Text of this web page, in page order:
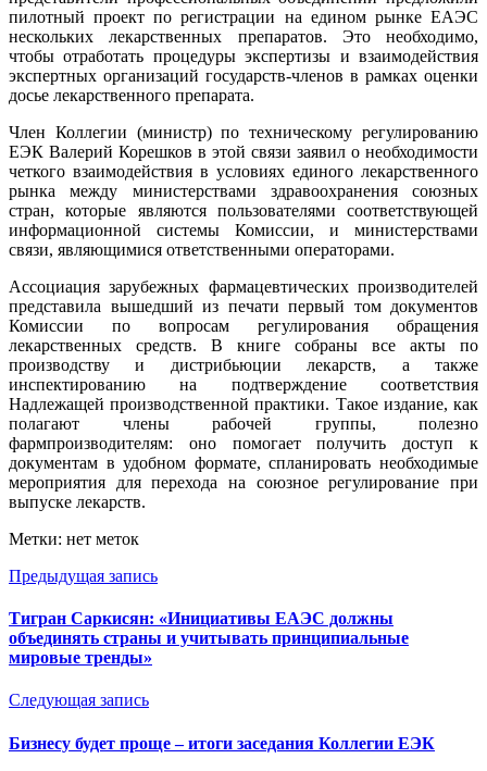
пилотный проект по регистрации на едином рынке ЕАЭС
нескольких лекарственных препаратов. Это необходимо,
чтобы отработать процедуры экспертизы и взаимодействия
экспертных организаций государств-членов в рамках оценки
досье лекарственного препарата.
Член Коллегии (министр) по техническому регулированию
ЕЭК Валерий Корешков в этой связи заявил о необходимости
четкого взаимодействия в условиях единого лекарственного
рынка между министерствами здравоохранения союзных
стран, которые являются пользователями соответствующей
информационной системы Комиссии, и министерствами
связи, являющимися ответственными операторами.
Ассоциация зарубежных фармацевтических производителей
представила вышедший из печати первый том документов
Комиссии по вопросам регулирования обращения
лекарственных средств. В книге собраны все акты по
производству и дистрибьюции лекарств, а также
инспектированию на подтверждение соответствия
Надлежащей производственной практики. Такое издание, как
полагают члены рабочей группы, полезно
фармпроизводителям: оно помогает получить доступ к
документам в удобном формате, спланировать необходимые
мероприятия для перехода на союзное регулирование при
выпуске лекарств.
Метки: нет меток
Предыдущая запись
Тигран Саркисян: «Инициативы ЕАЭС должны
объединять страны и учитывать принципиальные
мировые тренды»
Следующая запись
Бизнесу будет проще – итоги заседания Коллегии ЕЭК